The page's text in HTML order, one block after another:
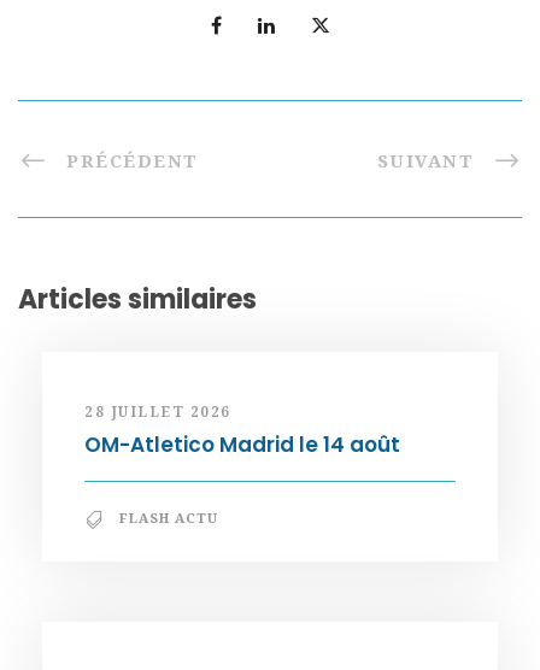
PRÉCÉDENT SUIVANT
Articles similaires
28 JUILLET 2026
OM-Atletico Madrid le 14 août
FLASH ACTU